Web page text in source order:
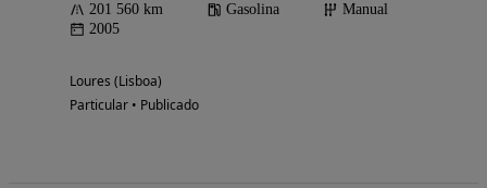
201 560 km Gasolina
Manual
2005
Loures (Lisboa)
Particular • Publicado